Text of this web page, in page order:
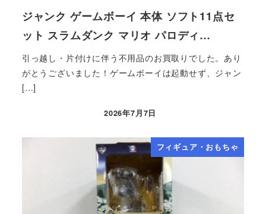
ジャンク ゲームボーイ 本体 ソフト11点セ
ット スラムダンク マリオ パロディ…
引っ越し・片付けに伴う不用品のお買取りでした。あり
がとうございました！ゲームボーイは起動せず、ジャン
[…]
2026年7月7日
フィギュア・おもちゃ